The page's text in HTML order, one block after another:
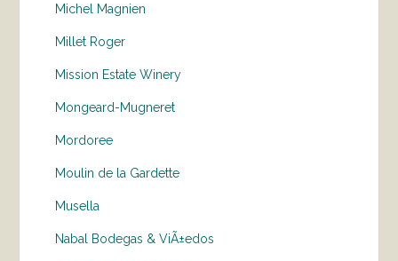
Michel Magnien
Millet Roger
Mission Estate Winery
Mongeard-Mugneret
Mordoree
Moulin de la Gardette
Musella
Nabal Bodegas & ViÃ±edos